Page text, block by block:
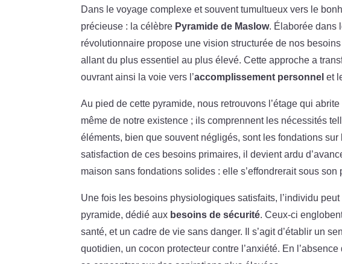
Dans le voyage complexe et souvent tumultueux vers le
précieuse : la célèbre Pyramide de Maslow. Élaborée dans
révolutionnaire propose une vision structurée de nos
allant du plus essentiel au plus élevé. Cette approche a
ouvrant ainsi la voie vers l’accomplissement personnel et
Au pied de cette pyramide, nous retrouvons l’étage qui abrite
même de notre existence ; ils comprennent les nécessités
éléments, bien que souvent négligés, sont les fondations
satisfaction de ces besoins primaires, il devient ardu
maison sans fondations solides : elle s’effondrerait sous son
Une fois les besoins physiologiques satisfaits, l’individu
pyramide, dédié aux besoins de sécurité. Ceux-ci
santé, et un cadre de vie sans danger. Il s’agit d’établir un
quotidien, un cocon protecteur contre l’anxiété. En